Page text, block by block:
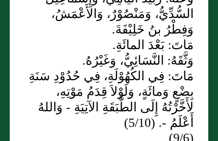
السُّدِّيُّ، وَمَنْصُوْرٌ، وَالأَعْمَشُ،
وَفِطْرُ بنُ خَلِيْفَةَ.
مَاتَ: بَعْدَ المائَةِ.
وَثَّقَهُ: النَّسَائِيُّ، وَغَيْرُهُ.
مَاتَ: فِي الكُهُوْلَةِ، فِي حُدُوْدِ سَنَةِ
بِضْعٍ وَمائَةٍ، وَلَوْلاَ قِدَمُ مَوْتِهِ،
لأَخَّرْتُهُ إِلَى الطَّبَقَةِ الآتِيَةِ - وَاللهُ
أَعْلَمُ -. (5/10)
(9/6)